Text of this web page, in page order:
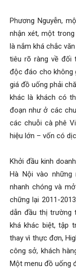
Phương Nguyễn,
nhận xét, một
là nắm khá chắc
tiêu rõ ràng về đối
độc đáo cho không
giá đồ uống phải
khác là khách có
đoạn như ở các
các chuỗi cà phê
hiệu lớn – vốn có
Khởi đầu kinh
Hà Nội vào những
nhanh chóng và
chững lại 2011-
dẫn đầu thị trường
khá khác biệt, tập
thay vì thực đơn,
công sở, khách
Một menu đồ uống